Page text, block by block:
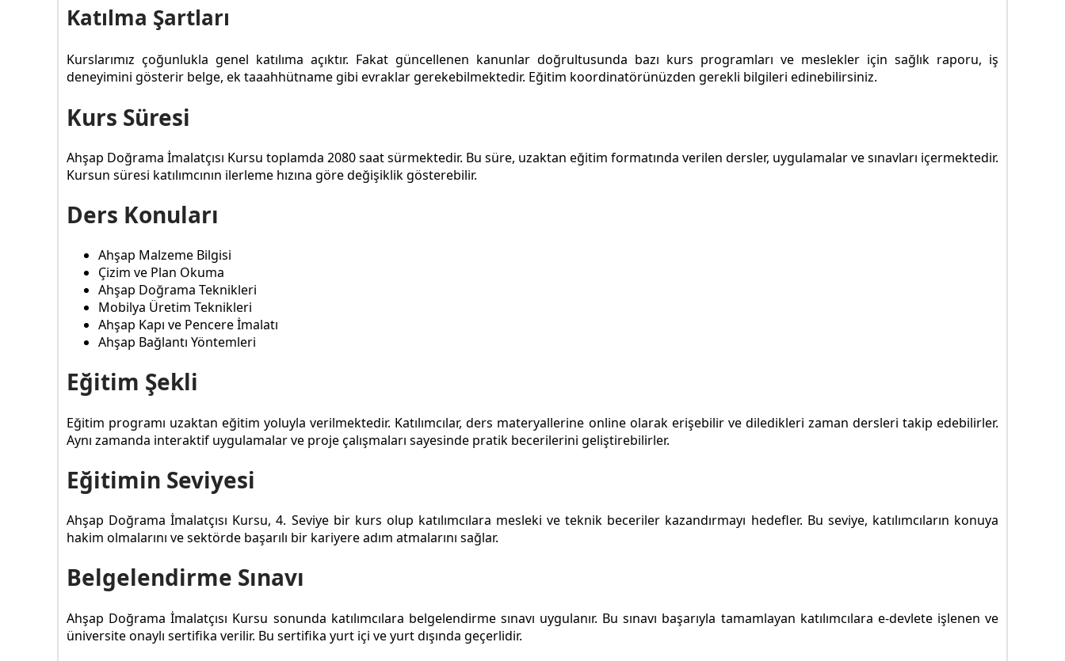
Katılma Şartları
Kurslarımız çoğunlukla genel katılıma açıktır. Fakat güncellenen kanunlar doğrultusunda bazı kurs programları ve meslekler için sağlık raporu, iş
deneyimini gösterir belge, ek taaahhütname gibi evraklar gerekebilmektedir. Eğitim koordinatörünüzden gerekli bilgileri edinebilirsiniz.
Kurs Süresi
Ahşap Doğrama İmalatçısı Kursu toplamda 2080 saat sürmektedir. Bu süre, uzaktan eğitim formatında verilen dersler, uygulamalar ve sınavları içermektedir.
Kursun süresi katılımcının ilerleme hızına göre değişiklik gösterebilir.
Ders Konuları
Ahşap Malzeme Bilgisi
Çizim ve Plan Okuma
Ahşap Doğrama Teknikleri
Mobilya Üretim Teknikleri
Ahşap Kapı ve Pencere İmalatı
Ahşap Bağlantı Yöntemleri
Eğitim Şekli
Eğitim programı uzaktan eğitim yoluyla verilmektedir. Katılımcılar, ders materyallerine online olarak erişebilir ve diledikleri zaman dersleri takip edebilirler.
Aynı zamanda interaktif uygulamalar ve proje çalışmaları sayesinde pratik becerilerini geliştirebilirler.
Eğitimin Seviyesi
Ahşap Doğrama İmalatçısı Kursu, 4. Seviye bir kurs olup katılımcılara mesleki ve teknik beceriler kazandırmayı hedefler. Bu seviye, katılımcıların konuya
hakim olmalarını ve sektörde başarılı bir kariyere adım atmalarını sağlar.
Belgelendirme Sınavı
Ahşap Doğrama İmalatçısı Kursu sonunda katılımcılara belgelendirme sınavı uygulanır. Bu sınavı başarıyla tamamlayan katılımcılara e-devlete işlenen ve
üniversite onaylı sertifika verilir. Bu sertifika yurt içi ve yurt dışında geçerlidir.